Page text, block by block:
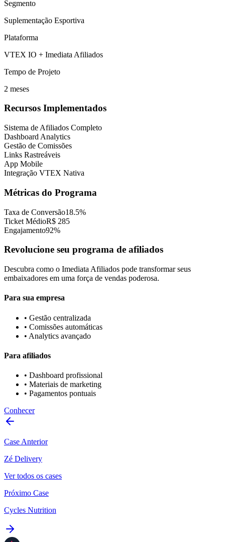
Segmento
Suplementação Esportiva
Plataforma
VTEX IO + Imediata Afiliados
Tempo de Projeto
2 meses
Recursos Implementados
Sistema de Afiliados Completo
Dashboard Analytics
Gestão de Comissões
Links Rastreáveis
App Mobile
Integração VTEX Nativa
Métricas do Programa
Taxa de Conversão18.5%
Ticket MédioR$ 285
Engajamento92%
Revolucione seu programa de afiliados
Descubra como o Imediata Afiliados pode transformar seus
embaixadores em uma força de vendas poderosa.
Para sua empresa
• Gestão centralizada
• Comissões automáticas
• Analytics avançado
Para afiliados
• Dashboard profissional
• Materiais de marketing
• Pagamentos pontuais
Conhecer
Case Anterior
Zé Delivery
Ver todos os cases
Próximo Case
Cycles Nutrition